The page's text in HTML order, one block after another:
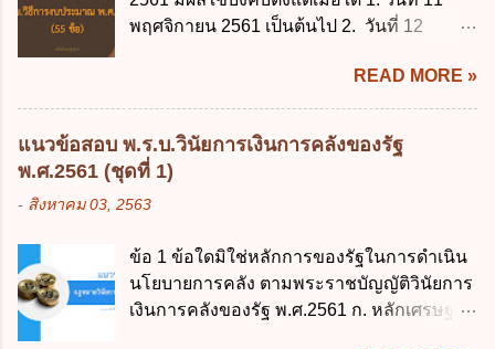
พฤศจิกายน 2561 เป็นต้นไป 2. วันที่ 12
พฤศจิกายน 2561 เป็นต้นไป 4. วันที่ 14
พฤศจิกายน 2561 เป็นต้นไป ข้อ 2. พระราช
บัญญัติวิธีการงบประมาณ พ.ศ. 2561 ไม่ได้
ยกเลิกกฎหมายฉบับใด 1. พระราชบัญญัติวิธี
การงบประมาณ พ.ศ. 2502 2. พระราชบัญญัติ
วิธีการงบประมาณ (ฉบับที่ 3) พ.ศ. 2511 3.
พ.ศ. 2544 4. ประกาศของคณะปฏิวัติ ฉบับที่
203 ลงวันที่ 31 สิงหาคม 2515 ข้อ 3. ข้อใดไม่
ถูกต้อง 1. นายกรัฐมนตรีมีอำนาจออกกฎเพื่อ
READ MORE »
แนวข้อสอบ พ.ร.บ.วินัยการเงินการคลังของรัฐ
พ.ศ.2561 (ชุดที่ 1)
- สิงหาคม 03, 2563
ข้อ 1 ข้อใดมิใช่หลักการของรัฐในการดำเนิน
นโยบายการคลัง ตามพระราชบัญญัติวินัยการ
เงินการคลังของรัฐ พ.ศ.2561 ก. หลักเศรษฐกิจ